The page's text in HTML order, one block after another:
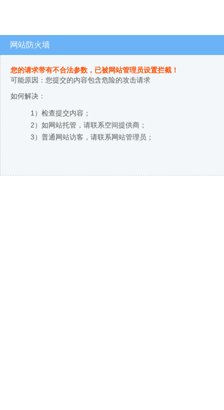
网站防火墙
您的请求带有不合法参数，已被网站管理员设置拦截！
可能原因：您提交的内容包含危险的攻击请求
如何解决：
1）检查提交内容；
2）如网站托管，请联系空间提供商；
3）普通网站访客，请联系网站管理员；